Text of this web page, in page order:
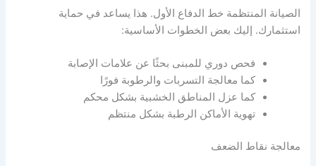
الصيانة المنتظمة خط الدفاع الأول. هذا يساعد في حماية
استثمارك. إليك بعض الخطوات الأساسية:
فحص دوري للمبنى بحثًا عن علامات الإصابة
كما معالجة التسربات والرطوبة فورًا
كما عزل المناطق الخشبية بشكل محكم
تهوية الأماكن الرطبة بشكل منتظم
معالجة نقاط الضعف